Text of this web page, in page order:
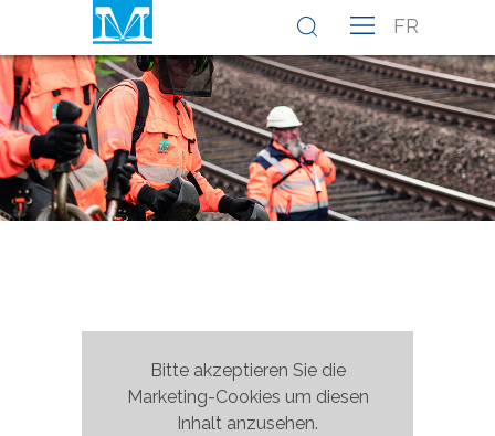
FR
Bitte akzeptieren Sie die
Marketing-Cookies um diesen
Inhalt anzusehen.